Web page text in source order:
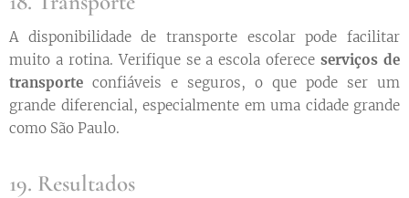
A disponibilidade de transporte escolar pode facilitar
muito a rotina. Verifique se a escola ofereceserviços de
transporte confiáveis e seguros, o que pode ser um
grande diferencial, especialmente em uma cidade grande
como São Paulo.
19. Resultados